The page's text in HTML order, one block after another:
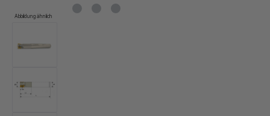
Abbildung ähnlich